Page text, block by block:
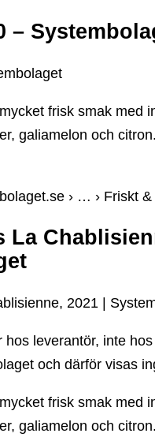
–
frisk smak med
galiamelon och
› … › Friskt
La
2021 |
hos leverantör, inte
och därför visas
frisk smak med
galiamelon och citron.